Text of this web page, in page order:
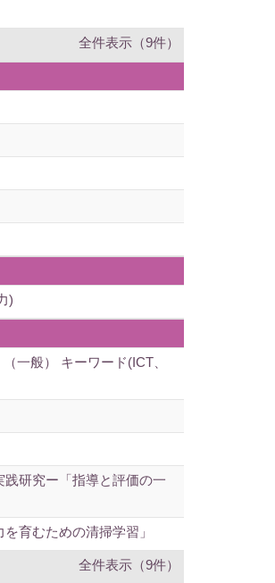
全件表示（9件）
)
一般） キーワード(ICT、
研究ー「指導と評価の一
育むための清掃学習」
全件表示（9件）